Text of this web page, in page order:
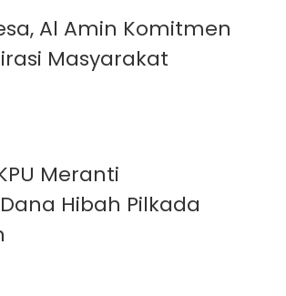
Al Amin Komitmen
Masyarakat
Meranti
Hibah Pilkada